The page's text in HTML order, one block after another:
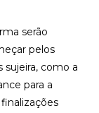
serão
pelos
sujeira, como a
para a